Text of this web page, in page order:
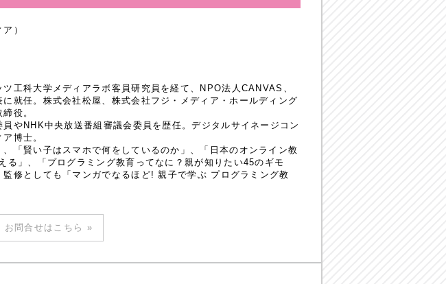
）
工科大学メディアラボ客員研究員を経て、NPO法人CANVAS、
就任。株式会社松屋、株式会社フジ・メディア・ホールディング
役。
やNHK中央放送番組審議会委員を歴任。デジタルサイネージコン
博士。
「賢い子はスマホで何をしているのか」、「日本のオンライン教
」、「プログラミング教育ってなに？親が知りたい45のギモ
修としても「マンガでなるほど! 親子で学ぶ プログラミング教
お問合せはこちら »